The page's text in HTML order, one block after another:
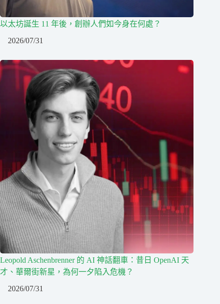
以太坊誕生 11 年後，創辦人們如今身在何處？
2026/07/31
Leopold Aschenbrenner 的 AI 神話翻車：昔日 OpenAI 天
才、華爾街新星，為何一夕陷入危機？
2026/07/31